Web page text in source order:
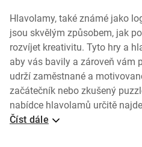
Hlavolamy, také známé jako
jsou skvělým způsobem, jak
rozvíjet kreativitu. Tyto hry a
aby vás bavily a zároveň vám
udrží zaměstnané a
začátečník nebo zkušený
nabídce hlavolamů určitě
Číst dále